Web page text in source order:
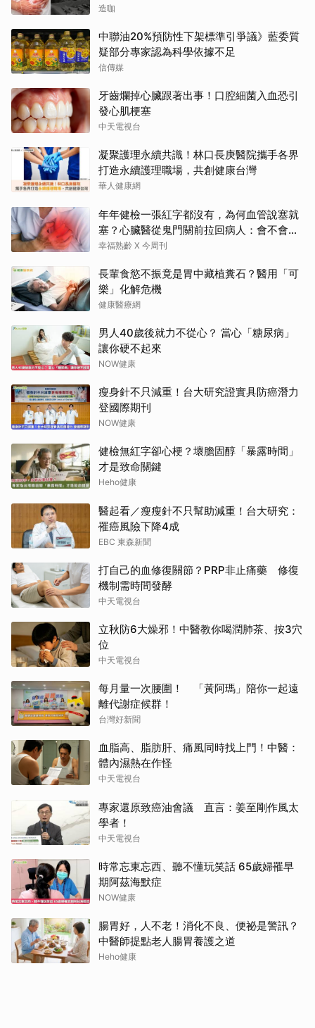
造咖
中聯油20%預防性下架標準引爭議》藍委質
疑部分專家認為科學依據不足
信傳媒
牙齒爛掉心臟跟著出事！口腔細菌入血恐引
發心肌梗塞
中天電視台
凝聚護理永續共識！林口長庚醫院攜手各界
打造永續護理職場，共創健康台灣
華人健康網
年年健檢一張紅字都沒有，為何血管說塞就
塞？心臟醫從鬼門關前拉回病人：會不會心
梗要看對數字
幸福熟齡 X 今周刊
長輩食慾不振竟是胃中藏植糞石？醫用「可
樂」化解危機
健康醫療網
男人40歲後就力不從心？ 當心「糖尿病」
讓你硬不起來
NOW健康
瘦身針不只減重！台大研究證實具防癌潛力
登國際期刊
NOW健康
健檢無紅字卻心梗？壞膽固醇「暴露時間」
才是致命關鍵
Heho健康
醫起看／瘦瘦針不只幫助減重！台大研究：
罹癌風險下降4成
EBC 東森新聞
打自己的血修復關節？PRP非止痛藥 修復
機制需時間發酵
中天電視台
立秋防6大燥邪！中醫教你喝潤肺茶、按3穴
位
中天電視台
每月量一次腰圍！ 「黃阿瑪」陪你一起遠
離代謝症候群！
台灣好新聞
血脂高、脂肪肝、痛風同時找上門！中醫：
體內濕熱在作怪
中天電視台
專家還原致癌油會議 直言：姜至剛作風太
學者！
中天電視台
時常忘東忘西、聽不懂玩笑話 65歲婦罹早
期阿茲海默症
NOW健康
腸胃好，人不老！消化不良、便祕是警訊？
中醫師提點老人腸胃養護之道
Heho健康